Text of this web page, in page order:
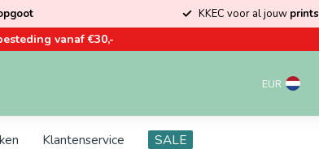
KKEC voor al jouw
vanaf €30,-
EUR
Klantenservice SALE